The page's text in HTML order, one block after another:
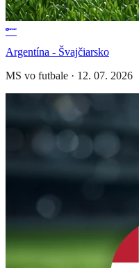
Argentína - Švajčiarsko
MS vo futbale · 12. 07. 2026